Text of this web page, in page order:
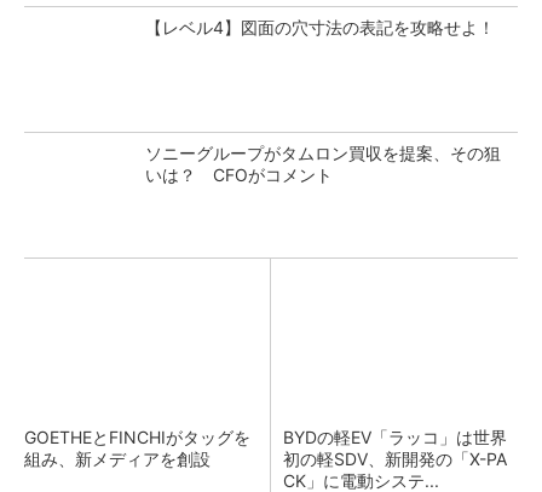
【レベル4】図面の穴寸法の表記を攻略せよ！
ソニーグループがタムロン買収を提案、その狙
いは？ CFOがコメント
GOETHEとFINCHIがタッグを
組み、新メディアを創設
BYDの軽EV「ラッコ」は世界
初の軽SDV、新開発の「X-PA
CK」に電動システ...